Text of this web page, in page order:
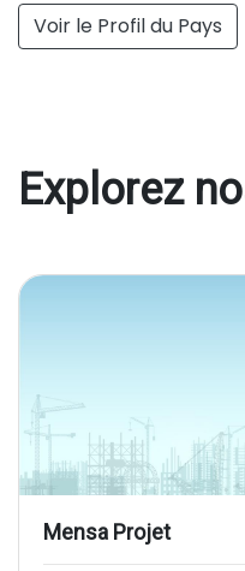
Voir le Profil du Pays
Explorez
Mensa Projet